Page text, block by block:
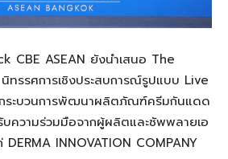
CBE ASEAN ยังนำเสนอ The
รรศการเชิงประสบการณ์รูปแบบ Live
ระบวนการพัฒนาผลิตภัณฑ์ครีมกันแดด
ความร่วมมือจากผู้ผลิตและซัพพลายเอ
INNOVATION COMPANY